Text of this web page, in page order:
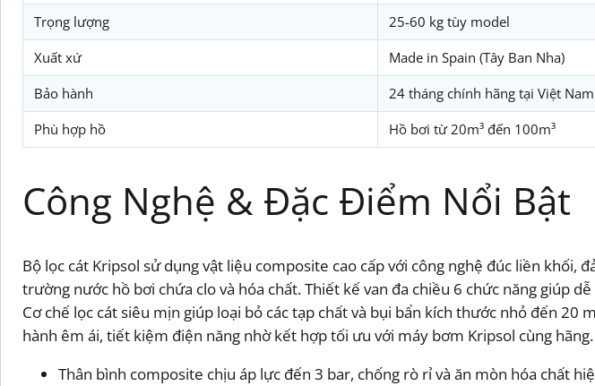
Trọng lượng 25-60 kg tùy model
Xuất xứ Made in Spain (Tây Ban Nha)
Bảo hành 24 tháng chính hãng tại Việt Nam
Phù hợp hồ Hồ bơi từ 20m³ đến 100m³
Công Nghệ & Đặc Điểm Nổi Bật
Bộ lọc cát Kripsol sử dụng vật liệu composite cao cấp với công nghệ đúc liền khối,
trường nước hồ bơi chứa clo và hóa chất. Thiết kế van đa chiều 6 chức năng giúp
Cơ chế lọc cát siêu mịn giúp loại bỏ các tạp chất và bụi bẩn kích thước nhỏ đến
hành êm ái, tiết kiệm điện năng nhờ kết hợp tối ưu với máy bơm Kripsol cùng hãng.
Thân bình composite chịu áp lực đến 3 bar, chống rò rỉ và ăn mòn hóa chất